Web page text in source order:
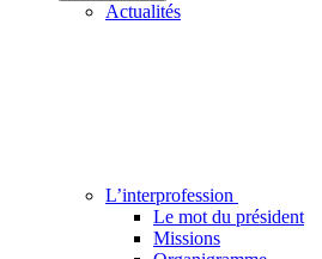
Actualités
L’interprofession
Le mot du président
Missions